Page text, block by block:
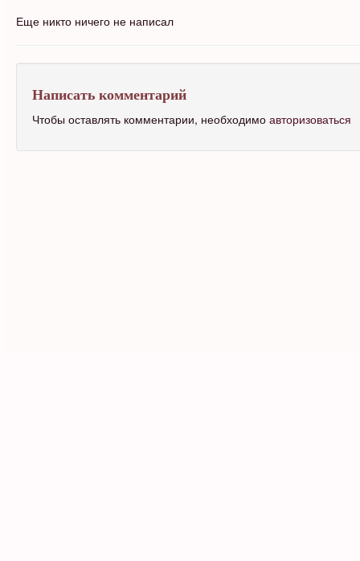
Еще никто ничего не написал
Написать комментарий
Чтобы оставлять комментарии, необходимо авторизоваться